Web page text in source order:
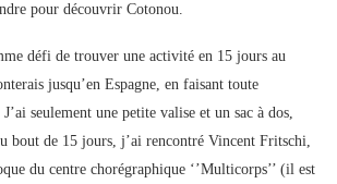
pour découvrir Cotonou.
défi de trouver une activité en 15 jours au
jusqu’en Espagne, en faisant toute
seulement une petite valise et un sac à dos,
bout de 15 jours, j’ai rencontré Vincent Fritschi,
du centre chorégraphique ‘’Multicorps’’ (il est